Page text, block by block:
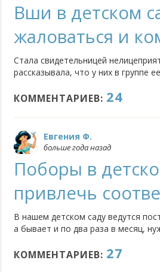
Вши в детском
жаловаться и
Стала свидетельницей
рассказывала, что у них в группе
в наше время еще приходится
КОММЕНТАРИЕВ: 24
Евгения Ф.
больше года назад
Поборы в
привлечь
В нашем детском саду ведутся
а бывает и по два раза в месяц,
то еще на что-нибудь. Все это мы
КОММЕНТАРИЕВ: 27